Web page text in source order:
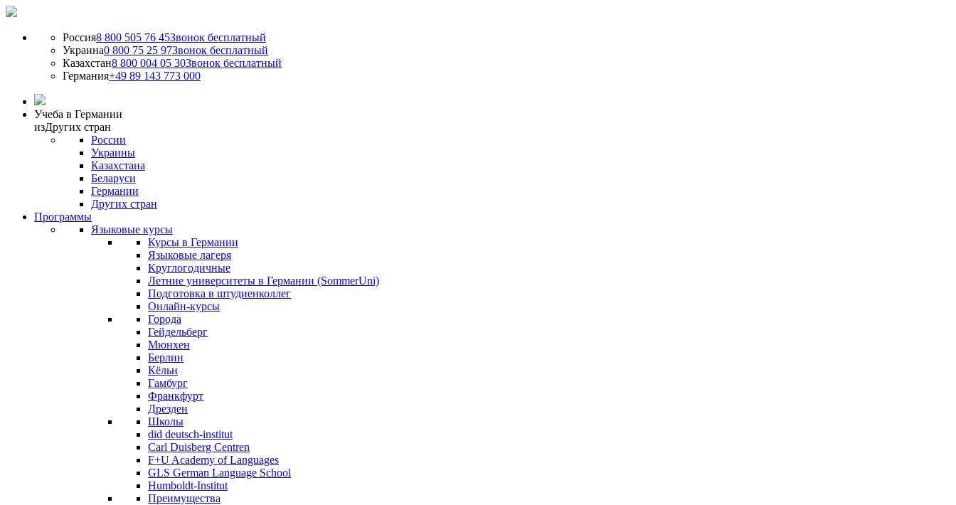
Россия8 800 505 76 45Звонок бесплатный
Украина0 800 75 25 97Звонок бесплатный
Казахстан8 800 004 05 30Звонок бесплатный
Германия+49 89 143 773 000
Учеба в Германии
изДругих стран
России
Украины
Казахстана
Беларуси
Германии
Других стран
Программы
Языковые курсы
Курсы в Германии
Языковые лагеря
Круглогодичные
Летние университеты в Германии (SommerUni)
Подготовка в штудиенколлег
Онлайн-курсы
Города
Гейдельберг
Мюнхен
Берлин
Кёльн
Гамбург
Франкфурт
Дрезден
Школы
did deutsch-institut
Carl Duisberg Centren
F+U Academy of Languages
GLS German Language School
Humboldt-Institut
Преимущества